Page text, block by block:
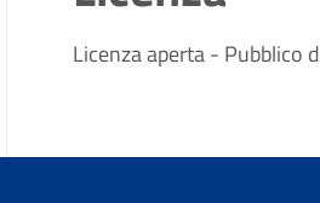
Licenza aperta - Pubblico